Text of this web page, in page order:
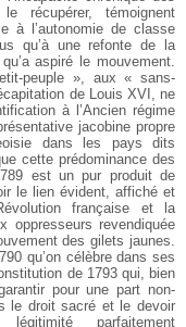
récupérer, témoignent
à l’autonomie de classe
qu’à une refonte de la
aspiré le mouvement.
peuple », aux « sans-
de Louis XVI, ne
à l’Ancien régime
jacobine propre
dans les pays dits
cette prédominance des
est un pur produit de
le lien évident, affiché et
française et la
oppresseurs revendiquée
des gilets jaunes.
qu’on célèbre dans ses
de 1793 qui, bien
pour une part non-
le droit sacré et le devoir
parfaitement